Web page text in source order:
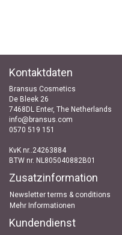
Kontaktdaten
Bransus Cosmetics
De Bleek 26
7468DL Enter, The Netherlands
info@bransus.com
0570 519 151
KvK nr..24263884
BTW nr. NL805040882B01
Zusatzinformation
Newsletter terms & conditions
Mehr Informationen
Kundendienst